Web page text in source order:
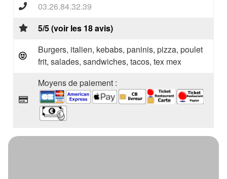
03.26.84.32.39
5/5 (voir les 18 avis)
Burgers, italien, kebabs, paninis, pizza, poulet
frit, salades, sandwiches, tacos, tex mex
Moyens de paiement :